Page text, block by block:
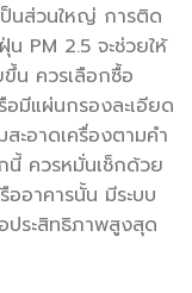
นส่วนใหญ่ การติด
PM 2.5 จะช่วยให้
น ควรเลือกซื้อ
มีแผ่นกรองละเอียด
ะอาดเครื่องตามคำ
นี้ ควรหมั่นเช็กด้วย
อาคารนั้น มีระบบ
ประสิทธิภาพสูงสุด